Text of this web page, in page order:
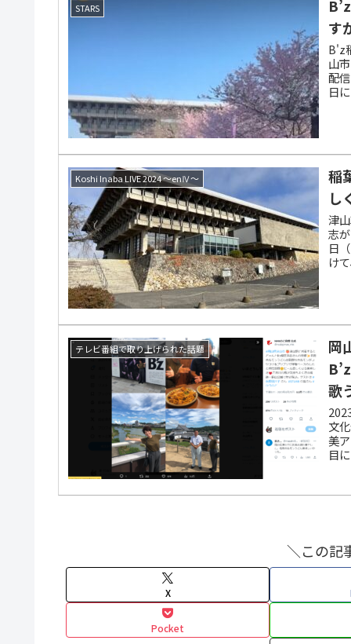
STARS
す
B'z
山
配
日
Koshi Inaba LIVE 2024 〜enⅣ〜
稲
し
津
志
日
け
テレビ番組で取り上げられた話題
岡
歌
文
美
目
＼この記
X
Pocket